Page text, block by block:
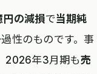
の減損で当期純
性のものです。事
2026年3月期も売